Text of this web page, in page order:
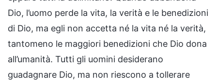
Dio, l’uomo perde la vita, la verità e le benedizioni
di Dio, ma egli non accetta né la vita né la verità,
tantomeno le maggiori benedizioni che Dio dona
all’umanità. Tutti gli uomini desiderano
guadagnare Dio, ma non riescono a tollerare